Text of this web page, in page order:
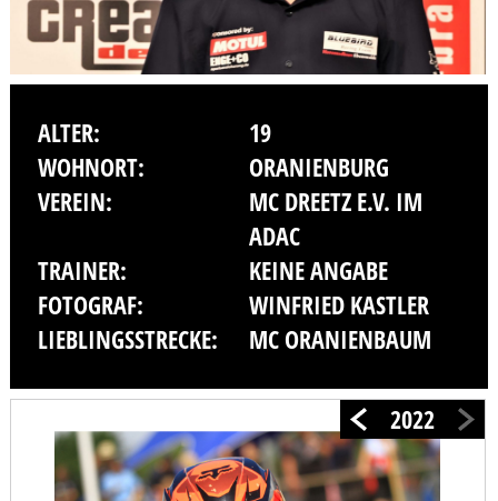
ALTER:
19
WOHNORT:
ORANIENBURG
VEREIN:
MC DREETZ E.V. IM
ADAC
TRAINER:
KEINE ANGABE
FOTOGRAF:
WINFRIED KASTLER
LIEBLINGSSTRECKE:
MC ORANIENBAUM
2022